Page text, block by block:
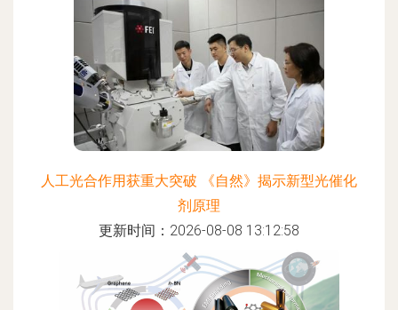
人工光合作用获重大突破 《自然》揭示新型光催化
剂原理
更新时间：2026-08-08 13:12:58